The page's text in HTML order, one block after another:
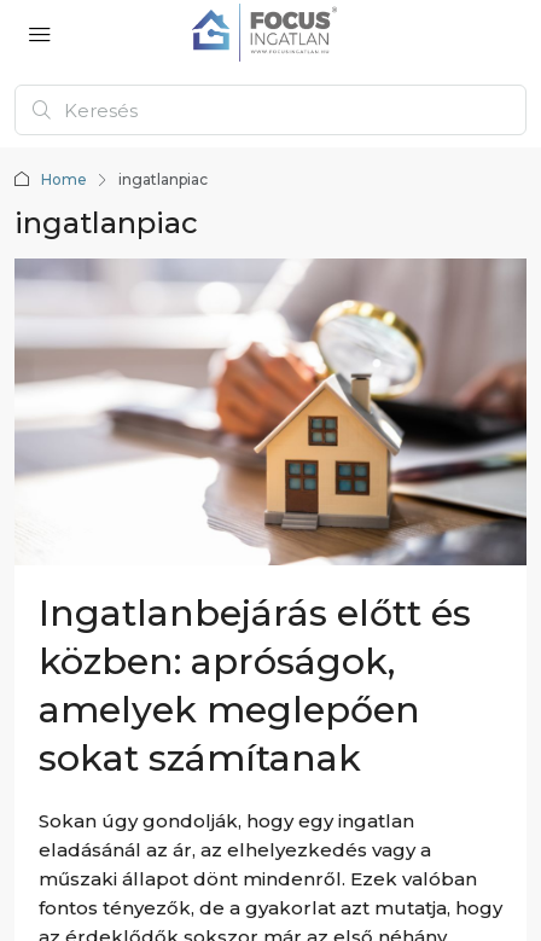
Home ingatlanpiac
ingatlanpiac
Ingatlanbejárás előtt és
közben: apróságok,
amelyek meglepően
sokat számítanak
Sokan úgy gondolják, hogy egy ingatlan
eladásánál az ár, az elhelyezkedés vagy a
műszaki állapot dönt mindenről. Ezek valóban
fontos tényezők, de a gyakorlat azt mutatja, hogy